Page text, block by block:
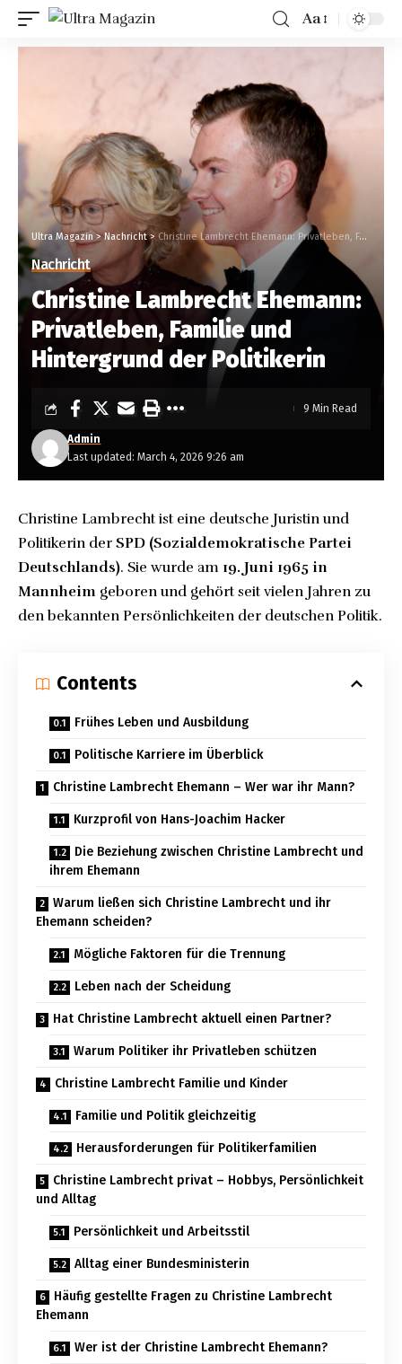
Aa
Ultra Magazin >Nachricht> Christine Lambrecht Ehemann: Privatleben, Familie und Hintergrund der Politikerin
Nachricht
Christine Lambrecht Ehemann:
Privatleben, Familie und
Hintergrund der Politikerin
Last updated: March 4, 2026 9:26 am
Admin
9 Min Read
Christine Lambrecht ist eine deutsche Juristin und
Politikerin der SPD (Sozialdemokratische Partei
Deutschlands). Sie wurde am 19. Juni 1965 in
Mannheim geboren und gehört seit vielen Jahren zu
den bekannten Persönlichkeiten der deutschen Politik.
Contents
Frühes Leben und Ausbildung
Politische Karriere im Überblick
Christine Lambrecht Ehemann – Wer war ihr Mann?
Kurzprofil von Hans-Joachim Hacker
Die Beziehung zwischen Christine Lambrecht und
ihrem Ehemann
Warum ließen sich Christine Lambrecht und ihr
Ehemann scheiden?
Mögliche Faktoren für die Trennung
Leben nach der Scheidung
Hat Christine Lambrecht aktuell einen Partner?
Warum Politiker ihr Privatleben schützen
Christine Lambrecht Familie und Kinder
Familie und Politik gleichzeitig
Herausforderungen für Politikerfamilien
Christine Lambrecht privat – Hobbys, Persönlichkeit
und Alltag
Persönlichkeit und Arbeitsstil
Alltag einer Bundesministerin
Häufig gestellte Fragen zu Christine Lambrecht
Ehemann
Wer ist der Christine Lambrecht Ehemann?